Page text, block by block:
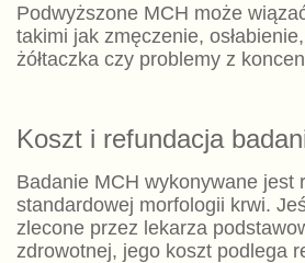
Podwyższone MCH może
takimi jak zmęczenie,
żółtaczka czy problemy z
Koszt i refundacja
Badanie MCH wykonywane jest
standardowej morfologii krwi.
zlecone przez lekarza
zdrowotnej, jego koszt podlega